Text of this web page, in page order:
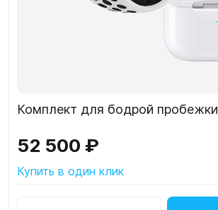
Комплект для бодрой пробежки
52 500 ₽
Купить в один клик